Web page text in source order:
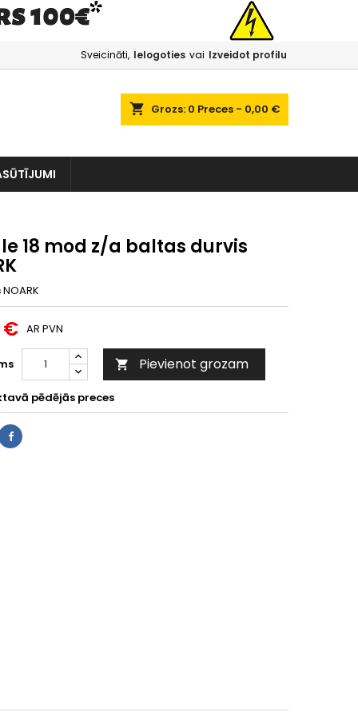
Sveicināti, Ielogoties vai Izveidot profilu
shopping_cart Grozs: 0 Preces - 0,00 €
18 mod z/a baltas durvis
NOARK
€ AR PVN
 Pievienot grozam
pēdējās preces